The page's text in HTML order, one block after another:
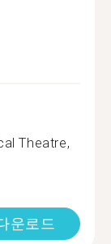
Theatre,
운로드